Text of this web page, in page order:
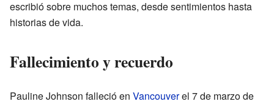
escribió sobre muchos temas, desde sentimientos hasta
historias de vida.
Fallecimiento y recuerdo
Pauline Johnson falleció en Vancouverel 7 de marzo de